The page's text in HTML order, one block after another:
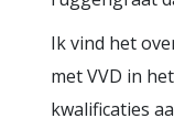
Ik vind het
met VVD in
kwalificaties